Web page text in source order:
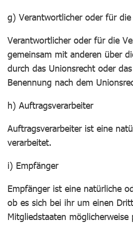
g) Verantwortlicher oder für
Verantwortlicher oder für die
gemeinsam mit anderen über
durch das Unionsrecht oder
Benennung nach dem
h) Auftragsverarbeiter
Auftragsverarbeiter ist eine
verarbeitet.
i) Empfänger
Empfänger ist eine natürliche
ob es sich bei ihr um einen
Mitgliedstaaten